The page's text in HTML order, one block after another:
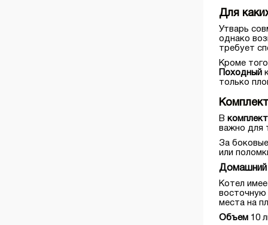
Для
Утварь
однако
требует
Кроме
Походный
только
В комплект
важно для
За
или
Домашний
Котел
восточную
места на
Объем 10